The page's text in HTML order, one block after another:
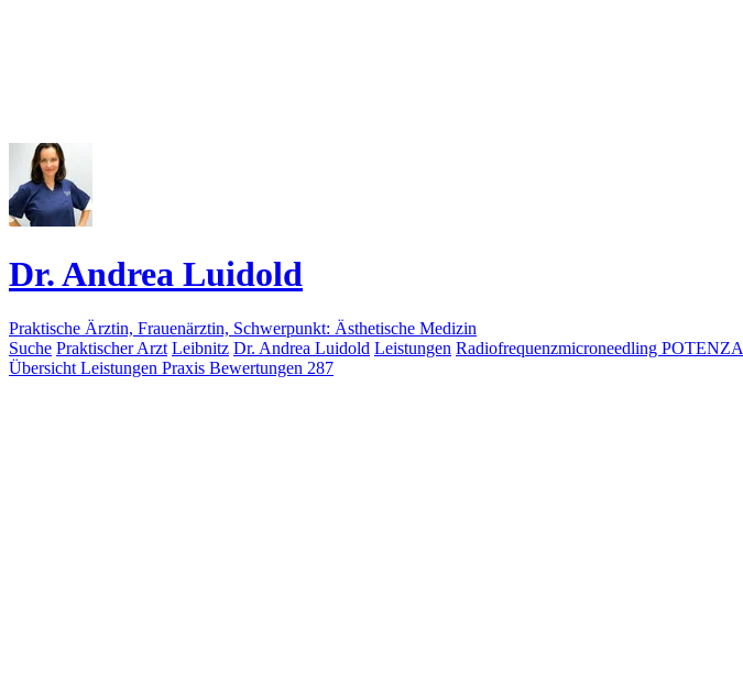
Dr. Andrea Luidold
Praktische Ärztin, Frauenärztin, Schwerpunkt: Ästhetische Medizin
Suche Praktischer Arzt Leibnitz Dr. Andrea Luidold Leistungen Radiofrequenzmicroneedling POTENZA
Übersicht Leistungen Praxis Bewertungen 287